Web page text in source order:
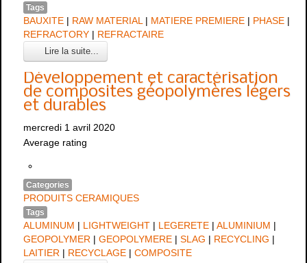
Tags
BAUXITE | RAW MATERIAL| MATIERE PREMIERE | PHASE |
REFRACTORY | REFRACTAIRE
Lire la suite...
Développement et caractérisation
de composites géopolymères légers
et durables
mercredi 1 avril 2020
Average rating
Categories
PRODUITS CERAMIQUES
Tags
ALUMINUM | LIGHTWEIGHT | LEGERETE |ALUMINIUM |
GEOPOLYMER |GEOPOLYMERE |SLAG | RECYCLING |
LAITIER | RECYCLAGE |COMPOSITE